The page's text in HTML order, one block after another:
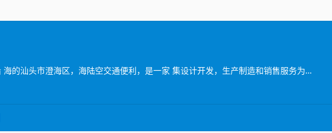
[主营]：一六八（壹陆捌）玩具厂位于中国东南沿 海的汕头市澄海区，海陆空交通便利，是一家 集设计开发，生产制造和销售服务为一体的企业。 推推乐是一六八玩具厂旗下的一个推车玩具品牌，目前本厂主要生产婴儿手推车，娃娃公仔，彩虹编织机等儿童玩具产品，推推乐手推车玩具拥有专业的设计人员，所有开发的产品，款式新颖，结构合理，安全美观，适合各类消费层购买，所有产品均可符合国家安全检测标准EN71标准，同时推推乐推车还拥有一批强大的销售团队，目前产品销售遍及中国30多个省，直辖市覆盖国内200个城市，并且远销欧洲，南北美洲，东南亚，非洲等国家和地区 推推乐品牌诞生以来得到了广大客户和消费者的支持和认可，作为我们也将一如既往，不断创新，将“经典.环保.安全.时尚”的全新理念融入到体现品牌价值中，推推乐推车专做中国好玩具。